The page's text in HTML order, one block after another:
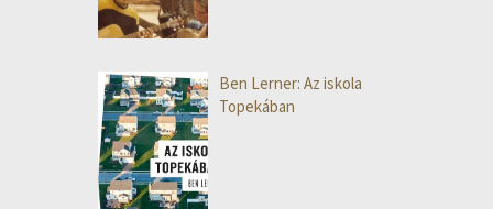
Ben Lerner: Az iskola
Topekában